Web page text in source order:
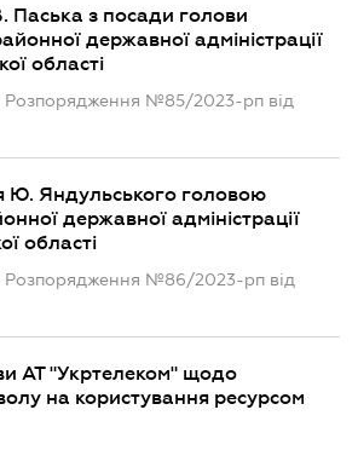
Паська з посади голови
державної адміністрації
області
Розпорядження №85/2023-рп від
Ю. Яндульського головою
державної адміністрації
області
Розпорядження №86/2023-рп від
АТ "Укртелеком" щодо
на користування ресурсом